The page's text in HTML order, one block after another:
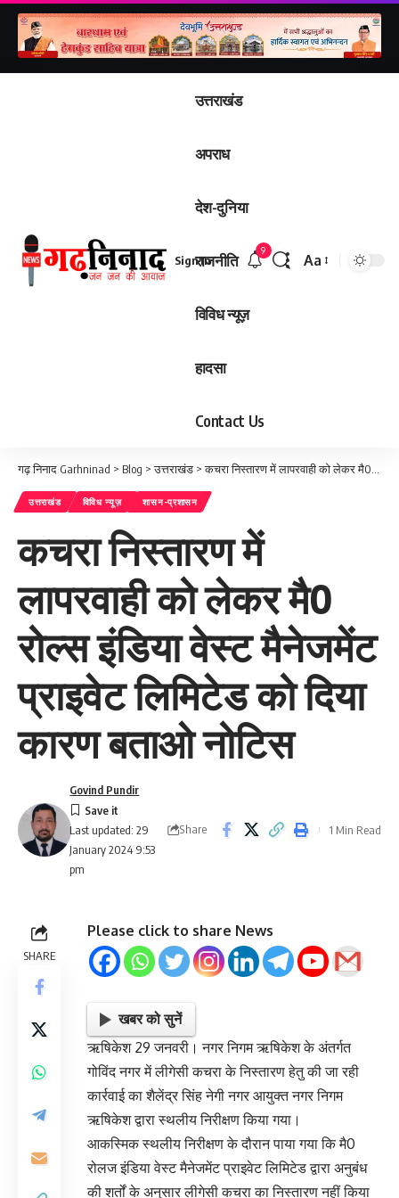
उत्तराखंड
अपराध
देश-दुनिया
राजनीति
विविध न्यूज़
हादसा
Contact Us
Sign In
9
Font
Aa
गढ़ निनाद Garhninad > Blog >उत्तराखंड >कचरा निस्तारण में लापरवाही को लेकर मै0 रोल्स इंडिया वेस्ट मैनेजमेंट प्राइवेट लिमिटेड को दिया कारण बताओ नोटिस
उत्तराखंड विविध न्यूज़ शासन-प्रशासन
कचरा निस्तारण में
लापरवाही को लेकर मै0
रोल्स इंडिया वेस्ट मैनेजमेंट
प्राइवेट लिमिटेड को दिया
कारण बताओ नोटिस
Last updated: 29
January 2024 9:53
pm
Govind Pundir
Share 1 Min Read
SHARE
Please click to share News
खबर को सुनें
ऋषिकेश 29 जनवरी। नगर निगम ऋषिकेश के अंतर्गत
गोविंद नगर में लीगेसी कचरा के निस्तारण हेतु की जा रही
कार्रवाई का शैलेंद्र सिंह नेगी नगर आयुक्त नगर निगम
ऋषिकेश द्वारा स्थलीय निरीक्षण किया गया।
आकस्मिक स्थलीय निरीक्षण के दौरान पाया गया कि मै0
रोलज इंडिया वेस्ट मैनेजमेंट प्राइवेट लिमिटेड द्वारा अनुबंध
की शर्तों के अनुसार लीगेसी कचरा का निस्तारण नहीं किया